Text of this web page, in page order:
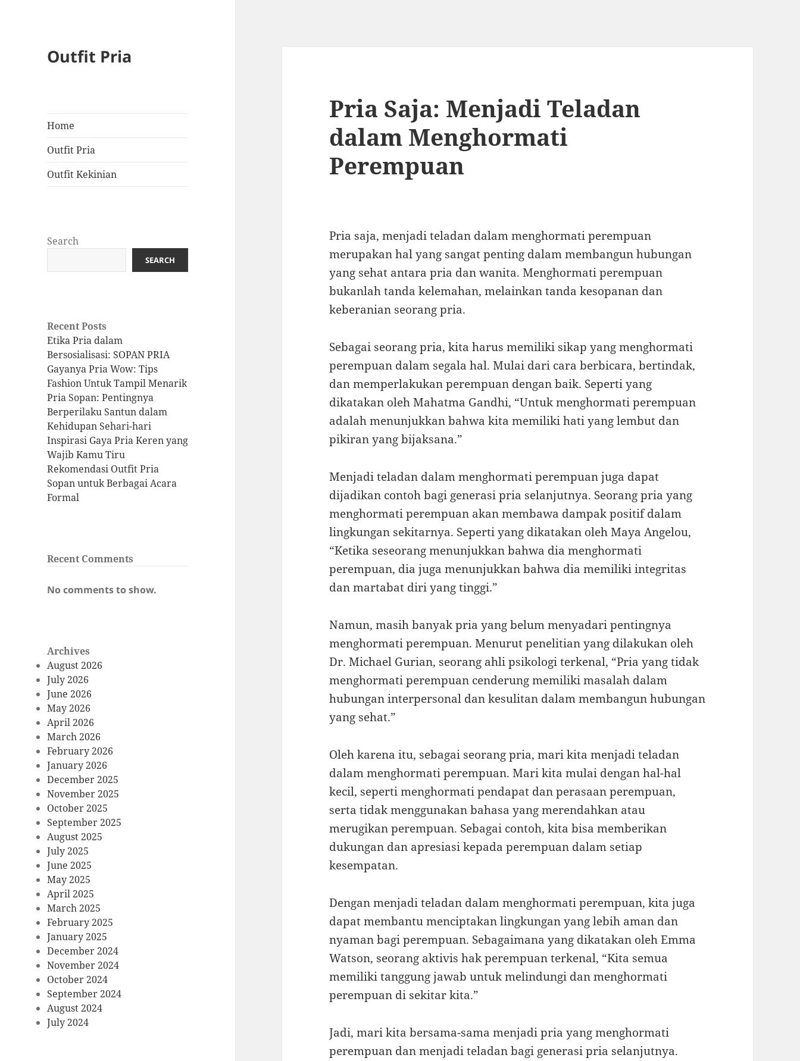
Outfit Pria
Home
Outfit Pria
Outfit Kekinian
Search
SEARCH
Recent Posts
Etika Pria dalam
Bersosialisasi: SOPAN PRIA
Gayanya Pria Wow: Tips
Fashion Untuk Tampil Menarik
Pria Sopan: Pentingnya
Berperilaku Santun dalam
Kehidupan Sehari-hari
Inspirasi Gaya Pria Keren yang
Wajib Kamu Tiru
Rekomendasi Outfit Pria
Sopan untuk Berbagai Acara
Formal
Recent Comments
No comments to show.
Archives
August 2026
July 2026
June 2026
May 2026
April 2026
March 2026
February 2026
January 2026
December 2025
November 2025
October 2025
September 2025
August 2025
July 2025
June 2025
May 2025
April 2025
March 2025
February 2025
January 2025
December 2024
November 2024
October 2024
September 2024
August 2024
July 2024
Pria Saja: Menjadi Teladan
dalam Menghormati
Perempuan
Pria saja, menjadi teladan dalam menghormati perempuan
merupakan hal yang sangat penting dalam membangun hubungan
yang sehat antara pria dan wanita. Menghormati perempuan
bukanlah tanda kelemahan, melainkan tanda kesopanan dan
keberanian seorang pria.
Sebagai seorang pria, kita harus memiliki sikap yang menghormati
perempuan dalam segala hal. Mulai dari cara berbicara, bertindak,
dan memperlakukan perempuan dengan baik. Seperti yang
dikatakan oleh Mahatma Gandhi, “Untuk menghormati perempuan
adalah menunjukkan bahwa kita memiliki hati yang lembut dan
pikiran yang bijaksana.”
Menjadi teladan dalam menghormati perempuan juga dapat
dijadikan contoh bagi generasi pria selanjutnya. Seorang pria yang
menghormati perempuan akan membawa dampak positif dalam
lingkungan sekitarnya. Seperti yang dikatakan oleh Maya Angelou,
“Ketika seseorang menunjukkan bahwa dia menghormati
perempuan, dia juga menunjukkan bahwa dia memiliki integritas
dan martabat diri yang tinggi.”
Namun, masih banyak pria yang belum menyadari pentingnya
menghormati perempuan. Menurut penelitian yang dilakukan oleh
Dr. Michael Gurian, seorang ahli psikologi terkenal, “Pria yang tidak
menghormati perempuan cenderung memiliki masalah dalam
hubungan interpersonal dan kesulitan dalam membangun hubungan
yang sehat.”
Oleh karena itu, sebagai seorang pria, mari kita menjadi teladan
dalam menghormati perempuan. Mari kita mulai dengan hal-hal
kecil, seperti menghormati pendapat dan perasaan perempuan,
serta tidak menggunakan bahasa yang merendahkan atau
merugikan perempuan. Sebagai contoh, kita bisa memberikan
dukungan dan apresiasi kepada perempuan dalam setiap
kesempatan.
Dengan menjadi teladan dalam menghormati perempuan, kita juga
dapat membantu menciptakan lingkungan yang lebih aman dan
nyaman bagi perempuan. Sebagaimana yang dikatakan oleh Emma
Watson, seorang aktivis hak perempuan terkenal, “Kita semua
memiliki tanggung jawab untuk melindungi dan menghormati
perempuan di sekitar kita.”
Jadi, mari kita bersama-sama menjadi pria yang menghormati
perempuan dan menjadi teladan bagi generasi pria selanjutnya.